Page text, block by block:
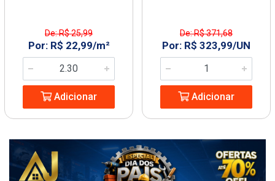
De: R$ 25,99
Por: R$ 22,99/m²
Adicionar
De: R$ 371,68
Por: R$ 323,99/UN
Adicionar